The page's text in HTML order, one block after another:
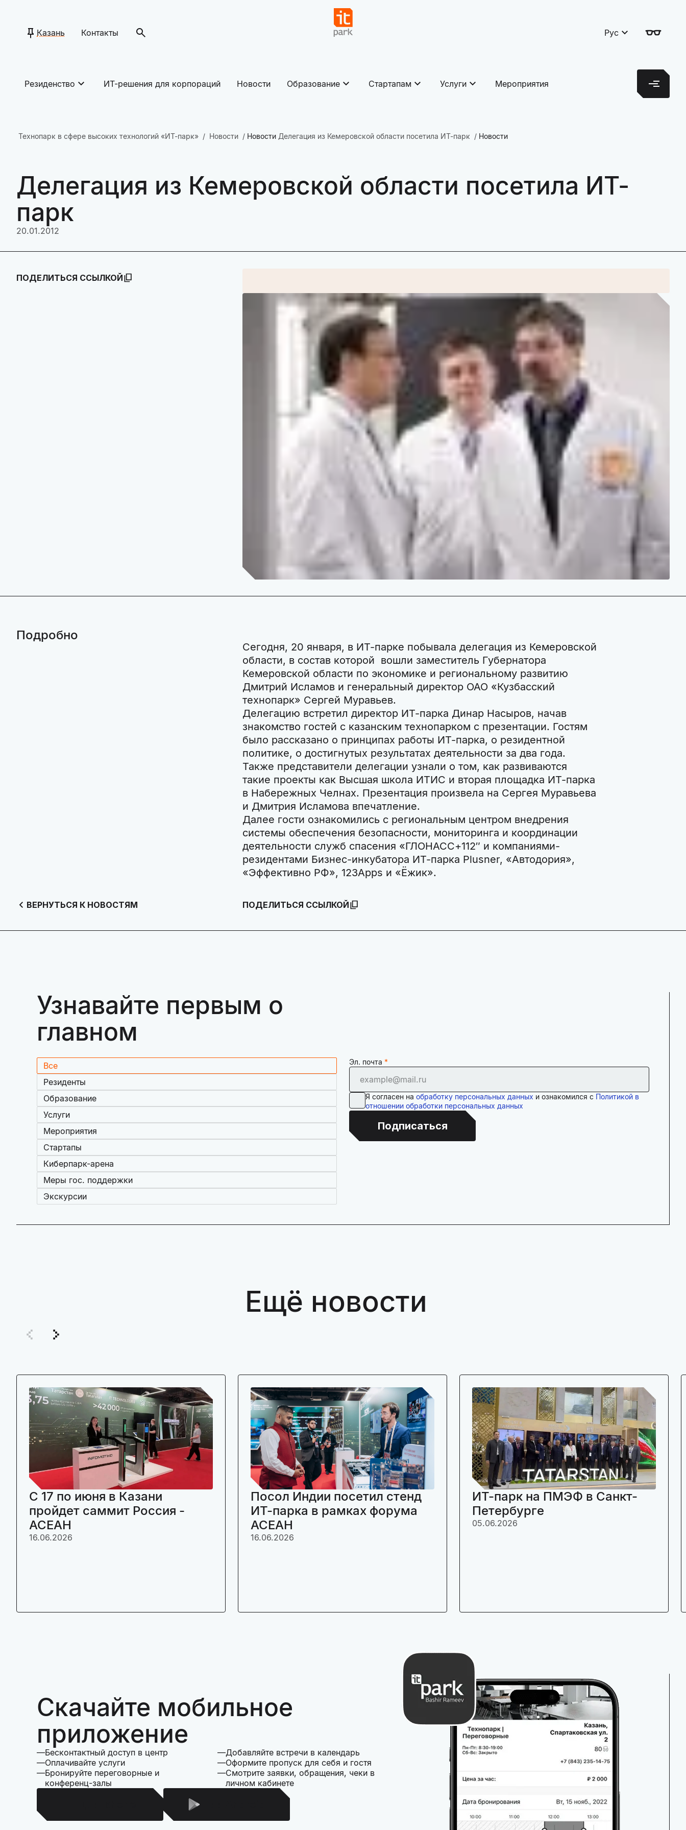
Казань Контакты Рус
Резиденство ИТ-решения для корпораций Новости Образование Стартапам Услуги Мероприятия
Технопарк в сфере высоких технологий «ИТ-парк» Новости Новости Делегация из Кемеровской области посетила ИТ-парк Новости
Делегация из Кемеровской области посетила ИТ-
парк
20.01.2012
ПОДЕЛИТЬСЯ ССЫЛКОЙ
Подробно
Сегодня, 20 января, в ИТ-парке побывала делегация из Кемеровской
области, в состав которой вошли заместитель Губернатора
Кемеровской области по экономике и региональному развитию
Дмитрий Исламов и генеральный директор ОАО «Кузбасский
технопарк» Сергей Муравьев.
Делегацию встретил директор ИТ-парка Динар Насыров, начав
знакомство гостей с казанским технопарком с презентации. Гостям
было рассказано о принципах работы ИТ-парка, о резидентной
политике, о достигнутых результатах деятельности за два года.
Также представители делегации узнали о том, как развиваются
такие проекты как Высшая школа ИТИС и вторая площадка ИТ-парка
в Набережных Челнах. Презентация произвела на Сергея Муравьева
и Дмитрия Исламова впечатление.
Далее гости ознакомились с региональным центром внедрения
системы обеспечения безопасности, мониторинга и координации
деятельности служб спасения «ГЛОНАСС+112″ и компаниями-
резидентами Бизнес-инкубатора ИТ-парка Plusner, «Автодория»,
«Эффективно РФ», 123Apps и «Ёжик».
ВЕРНУТЬСЯ К НОВОСТЯМ ПОДЕЛИТЬСЯ ССЫЛКОЙ
Узнавайте первым о
главном
Все
Резиденты
Образование
Услуги
Мероприятия
Стартапы
Киберпарк-арена
Меры гос. поддержки
Экскурсии
Эл. почта
Я согласен на обработку персональных данных и ознакомился с Политикой в
отношении обработки персональных данных
Подписаться
Ещё новости
C 17 по июня в Казани
пройдет саммит Россия -
АСЕАН
16.06.2026
Посол Индии посетил стенд
ИТ-парка в рамках форума
АСЕАН
16.06.2026
ИТ-парк на ПМЭФ в Санкт-
Петербурге
05.06.2026
Скачайте мобильное
приложение
Бесконтактный доступ в центр
Оплачивайте услуги
Бронируйте переговорные и
конференц-залы
Добавляйте встречи в календарь
Оформите пропуск для себя и гостя
Смотрите заявки, обращения, чеки в
личном кабинете